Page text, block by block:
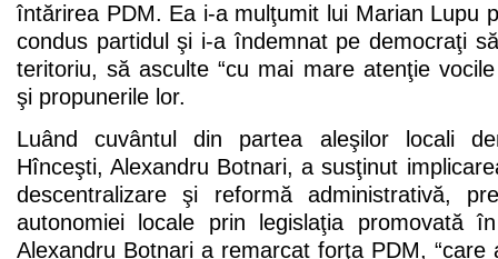
întărirea PDM. Ea i-a mulţumit lui Marian Lupu
condus partidul şi i-a îndemnat pe democraţi
teritoriu, să asculte “cu mai mare atenţie
şi propunerile lor.
Luând cuvântul din partea aleşilor locali
Hînceşti, Alexandru Botnari, a susţinut
descentralizare şi reformă administrativă,
autonomiei locale prin legislaţia promovată
Alexandru Botnari a remarcat forţa PDM,